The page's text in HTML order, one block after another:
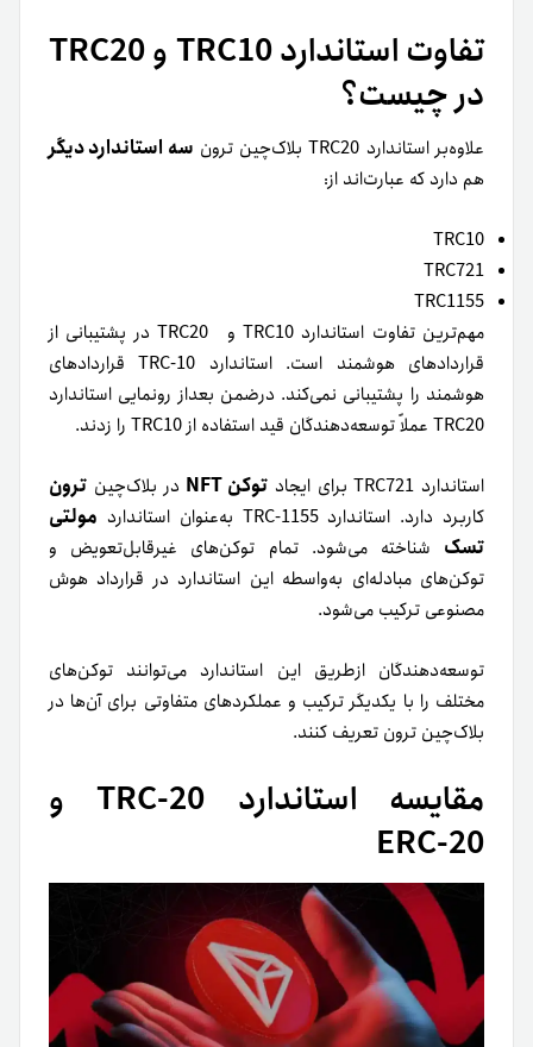
تفاوت استاندارد TRC10 و TRC20
در چیست؟
علاوه‌بر استاندارد TRC20 بلاک‌چین ترون سه استاندارد دیگر
هم دارد که عبارت‌اند از:
TRC10
TRC721
TRC1155
مهم‌ترین تفاوت استاندارد TRC10 و TRC20 در پشتیبانی از
قراردادهای هوشمند است. استاندارد TRC-10 قراردادهای
هوشمند را پشتیبانی نمی‌کند. درضمن بعداز رونمایی استاندارد
TRC20 عملاً توسعه‌دهندگان قید استفاده از TRC10 را زدند.
استاندارد TRC721 برای ایجاد توکن NFT در بلاک‌چین ترون
کاربرد دارد. استاندارد TRC-1155 به‌عنوان استاندارد
مولتی
تسک شناخته می‌شود. تمام توکن‌های غیرقابل‌تعویض و
توکن‌های مبادله‌ای به‌واسطه این استاندارد در قرارداد هوش
مصنوعی ترکیب می‌شود.
توسعه‌دهندگان ازطریق این استاندارد می‌توانند توکن‌های
مختلف را با یکدیگر ترکیب و عملکردهای متفاوتی برای آن‌ها در
بلاک‌چین ترون تعریف کنند.
مقایسه استاندارد TRC-20 و
ERC-20